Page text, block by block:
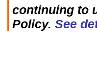
continuing to
Policy. See